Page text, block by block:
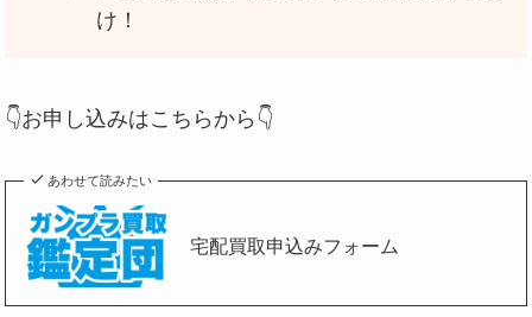
け！
👇お申し込みはこちらから👇
あわせて読みたい
宅配買取申込みフォーム